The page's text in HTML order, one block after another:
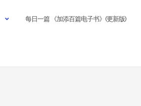
每日一篇 《加添百篇电子书》(更新版)